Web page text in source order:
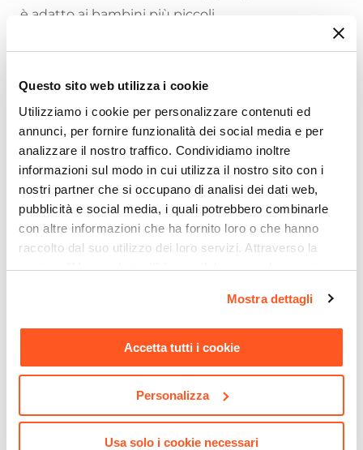
Questo sito web utilizza i cookie
Utilizziamo i cookie per personalizzare contenuti ed
annunci, per fornire funzionalità dei social media e per
analizzare il nostro traffico. Condividiamo inoltre
informazioni sul modo in cui utilizza il nostro sito con i
nostri partner che si occupano di analisi dei dati web,
pubblicità e social media, i quali potrebbero combinarle
con altre informazioni che ha fornito loro o che hanno
raccolto dal suo utilizzo dei loro servizi. Attraverso la
sezione "Mostra dettagli" è possibile gestire le proprie
momento. Per maggiori informazioni si invita a leggere la
nostraCookie Policy.
Mostra dettagli
Accetta tutti i cookie
Personalizza
Usa solo i cookie necessari
è adatto ai bambini più piccoli.
bambino.
Con la sua bella forma arrotondata, il tavolino
bianco per bambini sarà un'aggiunta elegante
alla stanza.
Riepilogo Caratteristiche
Caratteristiche
Tipologia
Sweety
Ø 60 cm
43,5 cm
Ti suggeriamo anche